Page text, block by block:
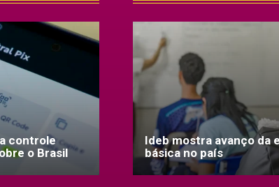
controle
o Brasil
Ideb mostra avanço da
básica no país